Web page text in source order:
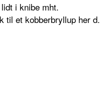
i knibe mht.
til et kobberbryllup her d.